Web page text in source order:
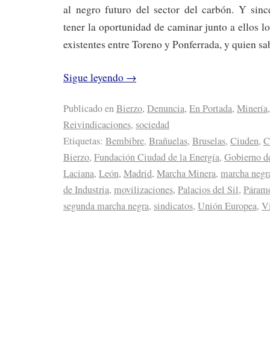
al negro futuro del sector del carbón. Y
tener la oportunidad de caminar junto a ellos
existentes entre Toreno y Ponferrada, y quien
Sigue leyendo →
Publicado enBierzo, Denuncia, En Portada, Minería,
Reivindicaciones, sociedad
Etiquetas: Bembibre, Brañuelas, Bruselas, Ciuden,
Bierzo, Fundación Ciudad de la Energía, Gobierno
Laciana, León, Madrid, Marcha Minera, marcha
de Industria, movilizaciones, Palacios del Sil,
segunda marcha negra, sindicatos, Unión Europea,